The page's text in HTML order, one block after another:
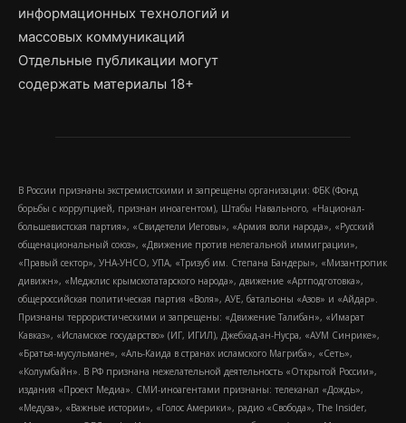
информационных технологий и
массовых коммуникаций
Отдельные публикации могут
содержать материалы 18+
В России признаны экстремистскими и запрещены организации: ФБК (Фонд
борьбы с коррупцией, признан иноагентом), Штабы Навального, «Национал-
большевистская партия», «Свидетели Иеговы», «Армия воли народа», «Русский
общенациональный союз», «Движение против нелегальной иммиграции»,
«Правый сектор», УНА-УНСО, УПА, «Тризуб им. Степана Бандеры», «Мизантропик
дивижн», «Меджлис крымскотатарского народа», движение «Артподготовка»,
общероссийская политическая партия «Воля», АУЕ, батальоны «Азов» и «Айдар».
Признаны террористическими и запрещены: «Движение Талибан», «Имарат
Кавказ», «Исламское государство» (ИГ, ИГИЛ), Джебхад-ан-Нусра, «АУМ Синрике»,
«Братья-мусульмане», «Аль-Каида в странах исламского Магриба», «Сеть»,
«Колумбайн». В РФ признана нежелательной деятельность «Открытой России»,
издания «Проект Медиа». СМИ-иноагентами признаны: телеканал «Дождь»,
«Медуза», «Важные истории», «Голос Америки», радио «Свобода», The Insider,